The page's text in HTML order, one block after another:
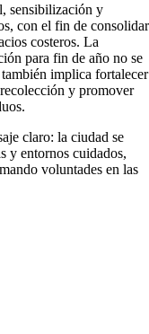
sensibilización y
con el fin de consolidar
costeros. La
para fin de año no se
implica fortalecer
y promover
claro: la ciudad se
y entornos cuidados,
voluntades en las